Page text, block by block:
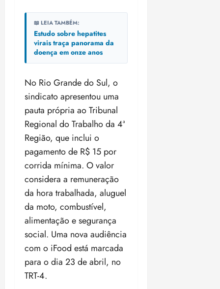
📖 LEIA TAMBÉM:
Estudo sobre hepatites
virais traça panorama da
doença em onze anos
No Rio Grande do Sul, o
sindicato apresentou uma
pauta própria ao Tribunal
Regional do Trabalho da 4ª
Região, que inclui o
pagamento de R$ 15 por
corrida mínima. O valor
considera a remuneração
da hora trabalhada, aluguel
da moto, combustível,
alimentação e segurança
social. Uma nova audiência
com o iFood está marcada
para o dia 23 de abril, no
TRT-4.